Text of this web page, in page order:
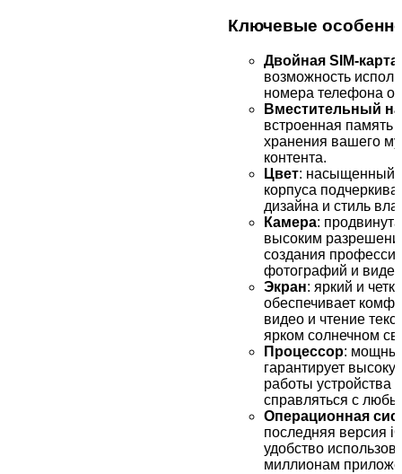
Ключевые
Двойная SIM-карта:
возможность
номера телефона
Вместительный
встроенная память
хранения вашего
контента.
Цвет: насыщенный
корпуса
дизайна и стиль
Камера:
высоким
создания
фотографий и
Экран: яркий и
обеспечивает
видео и чтение
ярком солнечном
Процессор:
гарантирует
работы устройства
справляться с
Операционная
последняя версия
удобство
миллионам